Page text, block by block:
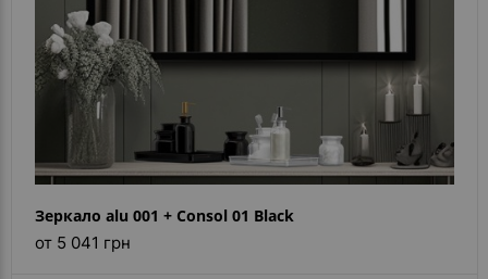
Зеркало alu 001 + Consol 01 Black
от 5 041 грн